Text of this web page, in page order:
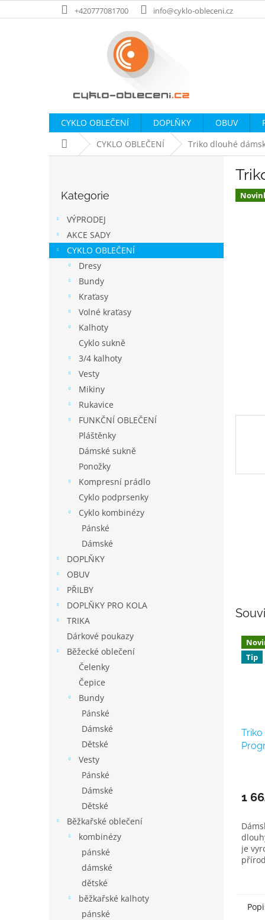
na
+420777081700 info@cyklo-obleceni.cz
CYKLO OBLEČENÍ DOPLŇKY OBUV
Domů CYKLO OBLEČENÍ Triko dlouhé
n
kategorie
Kategorie
VÝPRODEJ
AKCE SADY
CYKLO OBLEČENÍ
Dresy
Bundy
Kraťasy
Volné kraťasy
Kalhoty
Cyklo sukně
3/4 kalhoty
Vesty
Mikiny
Rukavice
FUNKČNÍ OBLEČENÍ
Pláštěnky
Dámské sukně
Ponožky
Kompresní prádlo
Cyklo podprsenky
Cyklo kombinézy
Pánské
Dámské
DOPLŇKY
OBUV
PŘILBY
DOPLŇKY PRO KOLA
TRIKA
Dárkové poukazy
Běžecké oblečení
Čelenky
Čepice
Bundy
Pánské
Dámské
Dětské
Vesty
Pánské
Dámské
Dětské
Běžkařské oblečení
kombinézy
pánské
dámské
dětské
běžkařské kalhoty
pánské
Tip
1
je